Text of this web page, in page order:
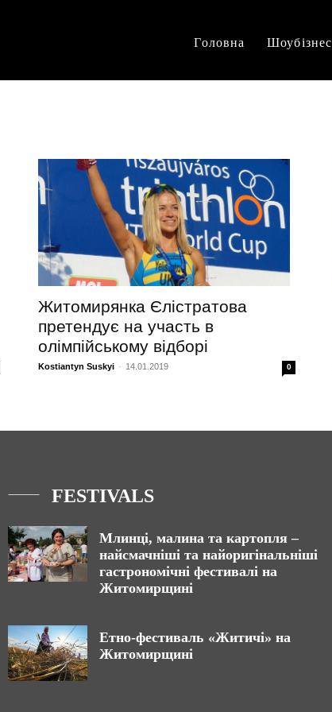
Головна Шоубізнес
Житомирянка Єлістратова
претендує на участь в
олімпійському відборі
Kostiantyn Suskyi - 14.01.2019 0
FESTIVALS
Млинці, малина та картопля –
найсмачніші та найоригінальніші
гастрономічні фестивалі на
Житомирщині
Етно-фестиваль «Житичі» на
Житомирщині